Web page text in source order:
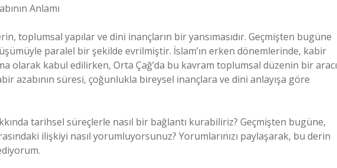
Anlamı
toplumsal yapılar ve dini inançların bir yansımasıdır. Geçmişten bugüne
paralel bir şekilde evrilmiştir. İslam’ın erken dönemlerinde, kabir
olarak kabul edilirken, Orta Çağ’da bu kavram toplumsal düzenin bir aracı
azabının süresi, çoğunlukla bireysel inançlara ve dini anlayışa göre
tarihsel süreçlerle nasıl bir bağlantı kurabiliriz? Geçmişten bugüne,
ilişkiyi nasıl yorumluyorsunuz? Yorumlarınızı paylaşarak, bu derin